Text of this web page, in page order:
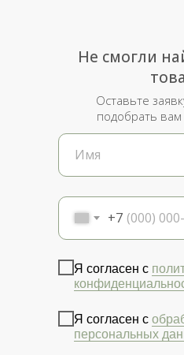
+7
Я согласен с
Я согласен с
персональных
Не смогли
Оставьте
подобрать